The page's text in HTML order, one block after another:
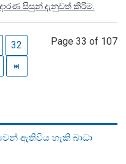
සිසුන් දැනුවත් කිරීම.
Page 33 of 107
32
ඇතිවිය හැකි බාධා